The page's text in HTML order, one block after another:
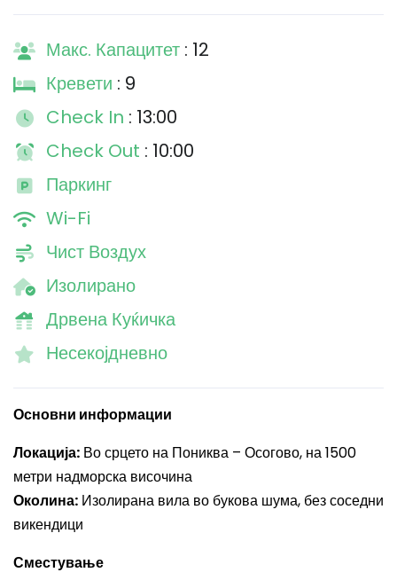
Макс. Капацитет : 12
Кревети : 9
Check In : 13:00
Check Out : 10:00
Паркинг
Wi-Fi
Чист Воздух
Изолирано
Дрвена Куќичка
Несекојдневно
Основни информации
Локација: Во срцето на Пониква – Осогово, на 1500
метри надморска височина
Околина: Изолирана вила во букова шума, без соседни
викендици
Сместување